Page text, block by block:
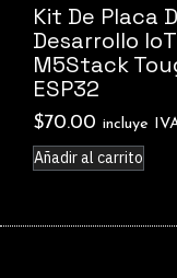
Kit De Placa
Desarrollo IoT
M5Stack
ESP32
$70.00 incluye
Añadir al carrito